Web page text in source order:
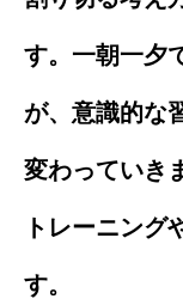
す。一朝一夕
が、意識的な
変わっていき
トレーニング
す。